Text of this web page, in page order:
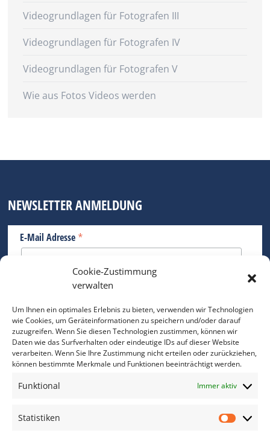
Cookie-Zustimmung
verwalten
Um Ihnen ein optimales Erlebnis zu bieten, verwenden wir Technologien
wie Cookies, um Geräteinformationen zu speichern und/oder darauf
zuzugreifen. Wenn Sie diesen Technologien zustimmen, können wir
Daten wie das Surfverhalten oder eindeutige IDs auf dieser Website
verarbeiten. Wenn Sie Ihre Zustimmung nicht erteilen oder zurückziehen,
können bestimmte Merkmale und Funktionen beeinträchtigt werden.
Funktional Immer aktiv
Statistiken
Videogrundlagen für Fotografen III
Videogrundlagen für Fotografen IV
Videogrundlagen für Fotografen V
Wie aus Fotos Videos werden
NEWSLETTER ANMELDUNG
E-Mail Adresse *
Bitte geben Sie Ihre E-Mail Adresse ein.
*